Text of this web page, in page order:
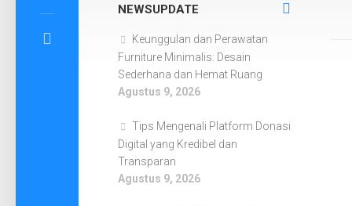
NEWSUPDATE
Keunggulan dan Perawatan
Furniture Minimalis: Desain
Sederhana dan Hemat Ruang
Agustus 9, 2026
Tips Mengenali Platform Donasi
Digital yang Kredibel dan
Transparan
Agustus 9, 2026